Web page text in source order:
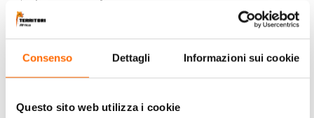
Consenso Dettagli Informazioni sui cookie
Questo sito web utilizza i cookie
(4)
UGANDA
(3)